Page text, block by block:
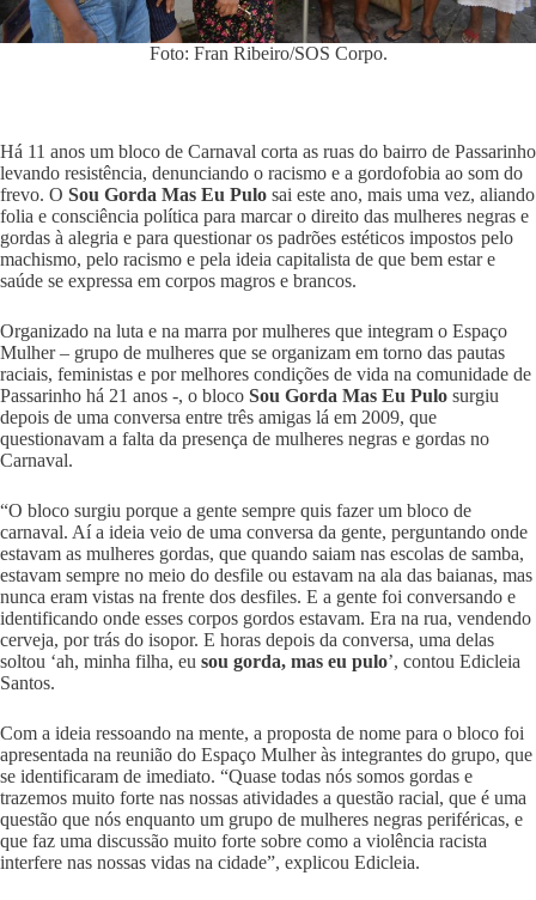
Foto: Fran Ribeiro/SOS Corpo.
Há 11 anos um bloco de Carnaval corta as ruas do bairro de Passarinho
levando resistência, denunciando o racismo e a gordofobia ao som do
frevo. O Sou Gorda Mas Eu Pulo sai este ano, mais uma vez, aliando
folia e consciência política para marcar o direito das mulheres negras e
gordas à alegria e para questionar os padrões estéticos impostos pelo
machismo, pelo racismo e pela ideia capitalista de que bem estar e
saúde se expressa em corpos magros e brancos.
Organizado na luta e na marra por mulheres que integram o Espaço
Mulher – grupo de mulheres que se organizam em torno das pautas
raciais, feministas e por melhores condições de vida na comunidade de
Passarinho há 21 anos -, o bloco Sou Gorda Mas Eu Pulo surgiu
depois de uma conversa entre três amigas lá em 2009, que
questionavam a falta da presença de mulheres negras e gordas no
Carnaval.
“O bloco surgiu porque a gente sempre quis fazer um bloco de
carnaval. Aí a ideia veio de uma conversa da gente, perguntando onde
estavam as mulheres gordas, que quando saiam nas escolas de samba,
estavam sempre no meio do desfile ou estavam na ala das baianas, mas
nunca eram vistas na frente dos desfiles. E a gente foi conversando e
identificando onde esses corpos gordos estavam. Era na rua, vendendo
cerveja, por trás do isopor. E horas depois da conversa, uma delas
soltou ‘ah, minha filha, eu sou gorda, mas eu pulo’, contou Edicleia
Santos.
Com a ideia ressoando na mente, a proposta de nome para o bloco foi
apresentada na reunião do Espaço Mulher às integrantes do grupo, que
se identificaram de imediato. “Quase todas nós somos gordas e
trazemos muito forte nas nossas atividades a questão racial, que é uma
questão que nós enquanto um grupo de mulheres negras periféricas, e
que faz uma discussão muito forte sobre como a violência racista
interfere nas nossas vidas na cidade”, explicou Edicleia.